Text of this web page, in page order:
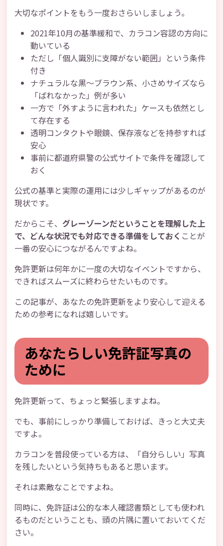
大切なポイントをもう一度おさらいしましょう。
2021年10月の基準緩和で、カラコン容認の方向に
動いている
ただし「個人識別に支障がない範囲」という条件
付き
ナチュラルな黒〜ブラウン系、小さめサイズなら
「ばれなかった」例が多い
一方で「外すように言われた」ケースも依然とし
て存在する
透明コンタクトや眼鏡、保存液などを持参すれば
安心
事前に都道府県警の公式サイトで条件を確認して
おく
公式の基準と実際の運用には少しギャップがあるのが
現状です。
だからこそ、 グレーゾーンだということを理解した上
で、どんな状況でも対応できる準備をしておく ことが
一番の安心につながるんですよね。
免許更新は何年かに一度の大切なイベントですから、
できればスムーズに終わらせたいものです。
この記事が、あなたの免許更新をより安心して迎える
ための参考になれば嬉しいです。
あなたらしい免許証写真の
ために
免許更新って、ちょっと緊張しますよね。
でも、事前にしっかり準備しておけば、きっと大丈夫
ですよ。
カラコンを普段使っている方は、「自分らしい」写真
を残したいという気持ちもあると思います。
それは素敵なことですよね。
同時に、免許証は公的な本人確認書類としても使われ
るものだということも、頭の片隅に置いておいてくだ
さい。